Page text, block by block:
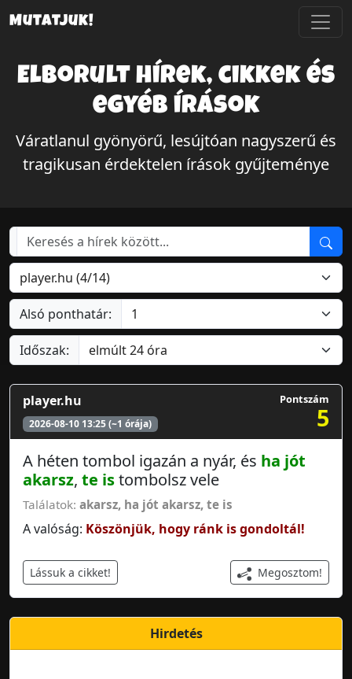
Mutatjuk!
Elborult hírek, cikkek és
egyéb írások
Váratlanul gyönyörű, lesújtóan nagyszerű és
tragikusan érdektelen írások gyűjteménye
Alsó ponthatár:
Időszak:
player.hu
2026-08-10 13:25 (~1 órája)
Pontszám
5
A héten tombol igazán a nyár, és ha jót
akarsz, te istombolsz vele
Találatok: akarsz, ha jót akarsz, te is
A valóság: Köszönjük, hogy ránk is gondoltál!
Lássuk a cikket! Megosztom!
Hirdetés